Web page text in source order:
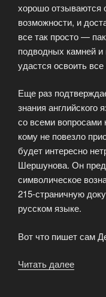
хорошо отзываются
возможности, и
все так просто —
подводных камней
удастся освоить
Еще раз
знания английского
со всеми вопросами
кому не повезло
будет интересно
Шершунова. Он
символическое
215-страничную
русском языке.
Вот что пишет сам
Читать далее